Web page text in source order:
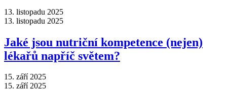
13. listopadu 2025
13. listopadu 2025
Jaké jsou nutriční kompetence (nejen)
lékařů napříč světem?
15. září 2025
15. září 2025